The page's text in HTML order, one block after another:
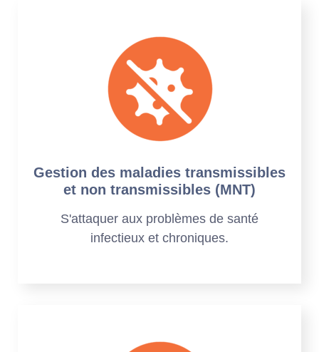
Gestion des maladies transmissibles
et non transmissibles (MNT)
S'attaquer aux problèmes de santé
infectieux et chroniques.